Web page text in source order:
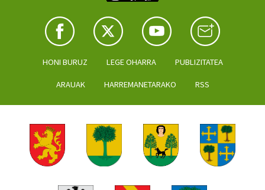
HONI BURUZ LEGE OHARRA PUBLIZITATEA
ARAUAK HARREMANETARAKO RSS